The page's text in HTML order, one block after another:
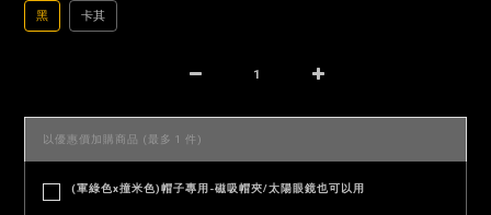
黑 卡其
以優惠價加購商品 (最多 1 件)
(軍綠色x撞米色)帽子專用-磁吸帽夾/太陽眼鏡也可以用